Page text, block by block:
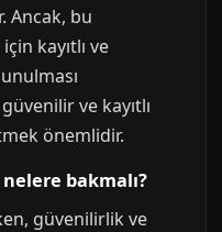
Ancak, bu
kayıtlı ve
ve kayıtlı
önemlidir.
bakmalı?
güvenilirlik ve